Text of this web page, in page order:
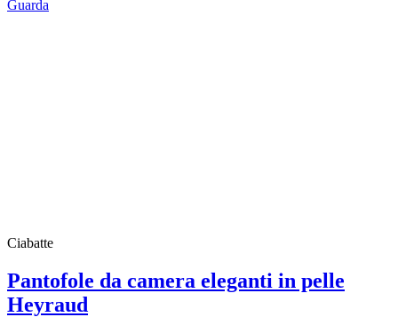
Guarda
Ciabatte
Pantofole da camera eleganti in pelle
Heyraud